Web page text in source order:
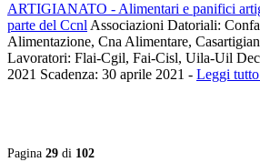
ARTIGIANATO - Alimentari e panifici
parte del Ccnl Associazioni Datoriali:
Alimentazione, Cna Alimentare,
Lavoratori: Flai-Cgil, Fai-Cisl, Uila-Uil
2021 Scadenza: 30 aprile 2021 - Leggi
Pagina 29 di 102